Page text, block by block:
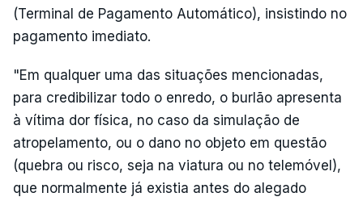
(Terminal de Pagamento Automático), insistindo no
pagamento imediato.
"Em qualquer uma das situações mencionadas,
para credibilizar todo o enredo, o burlão apresenta
à vítima dor física, no caso da simulação de
atropelamento, ou o dano no objeto em questão
(quebra ou risco, seja na viatura ou no telemóvel),
que normalmente já existia antes do alegado